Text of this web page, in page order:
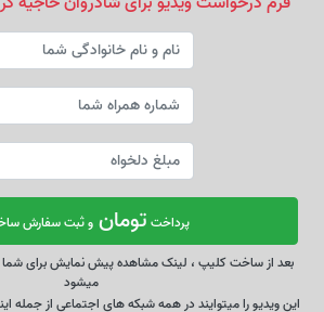
پرداخت تومان و ثبت سفارش
بعد از ساخت کلیپ ، لینک مشاهده پیش نمایش برای شما
میشود
این ویدیو را